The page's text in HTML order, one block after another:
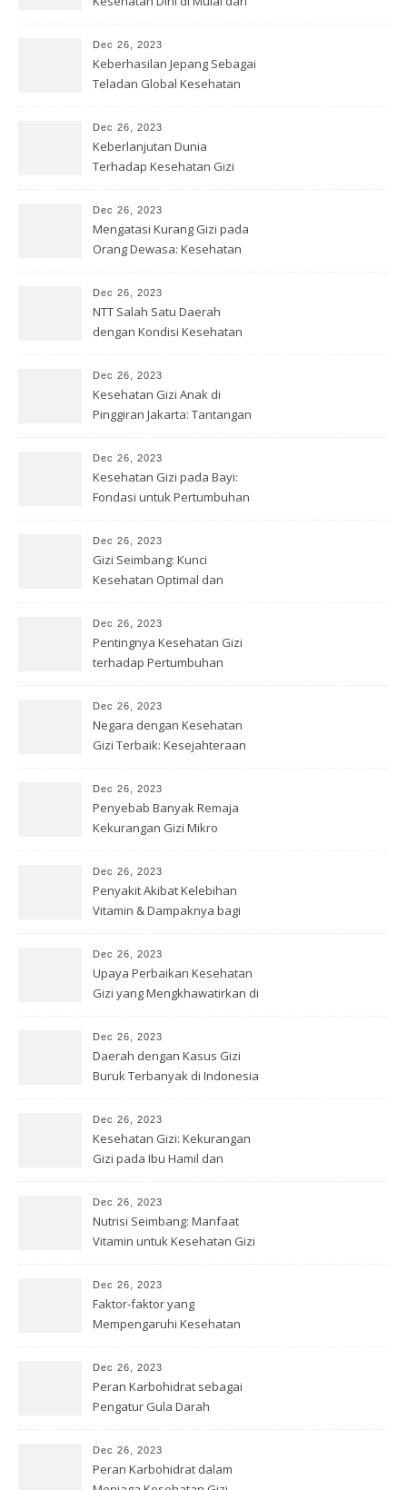
Dec 26, 2023
Keberhasilan Jepang Sebagai
Teladan Global Kesehatan
Dec 26, 2023
Keberlanjutan Dunia
Terhadap Kesehatan Gizi
Dec 26, 2023
Mengatasi Kurang Gizi pada
Orang Dewasa: Kesehatan
Dec 26, 2023
NTT Salah Satu Daerah
dengan Kondisi Kesehatan
Dec 26, 2023
Kesehatan Gizi Anak di
Pinggiran Jakarta: Tantangan
Dec 26, 2023
Kesehatan Gizi pada Bayi:
Fondasi untuk Pertumbuhan
Dec 26, 2023
Gizi Seimbang: Kunci
Kesehatan Optimal dan
Dec 26, 2023
Pentingnya Kesehatan Gizi
terhadap Pertumbuhan
Dec 26, 2023
Negara dengan Kesehatan
Gizi Terbaik: Kesejahteraan
Dec 26, 2023
Penyebab Banyak Remaja
Kekurangan Gizi Mikro
Dec 26, 2023
Penyakit Akibat Kelebihan
Vitamin & Dampaknya bagi
Dec 26, 2023
Upaya Perbaikan Kesehatan
Gizi yang Mengkhawatirkan di
Dec 26, 2023
Daerah dengan Kasus Gizi
Buruk Terbanyak di Indonesia
Dec 26, 2023
Kesehatan Gizi: Kekurangan
Gizi pada Ibu Hamil dan
Dec 26, 2023
Nutrisi Seimbang: Manfaat
Vitamin untuk Kesehatan Gizi
Dec 26, 2023
Faktor-faktor yang
Mempengaruhi Kesehatan
Dec 26, 2023
Peran Karbohidrat sebagai
Pengatur Gula Darah
Dec 26, 2023
Peran Karbohidrat dalam